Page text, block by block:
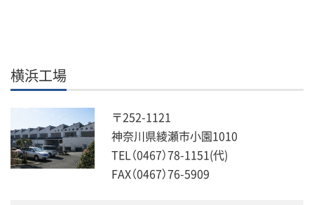
横浜工場
〒252-1121
神奈川県綾瀬市小園1010
TEL（0467）78-1151(代)
FAX（0467）76-5909